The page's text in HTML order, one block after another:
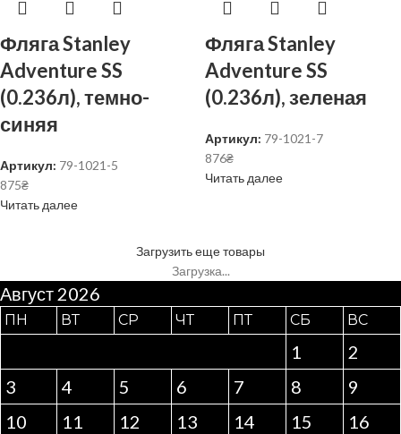
Фляга Stanley
Adventure SS
(0.236л), темно-
синяя
Артикул: 79-1021-5
875₴
Читать далее
Фляга Stanley
Adventure SS
(0.236л), зеленая
Артикул: 79-1021-7
876₴
Читать далее
Загрузить еще товары
Загрузка...
Август 2026
ПН ВТ СР ЧТ ПТ СБ ВС
1
2
3
4 5 6 7 8
9
10
11 12 13 14 15
16